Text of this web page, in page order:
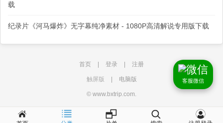
载
纪录片《河马爆炸》无字幕纯净素材 - 1080P高清解说专用版下载
客服微信
首页 登录 注册
触屏版 电脑版
© www.bxtrip.com.